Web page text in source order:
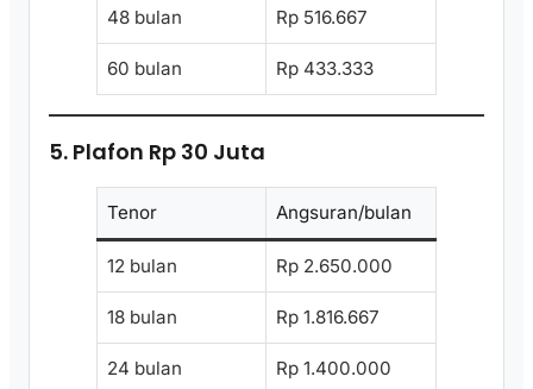
48 bulan Rp 516.667
60 bulan Rp 433.333
5. Plafon Rp 30 Juta
Tenor Angsuran/bulan
12 bulan Rp 2.650.000
18 bulan Rp 1.816.667
24 bulan Rp 1.400.000